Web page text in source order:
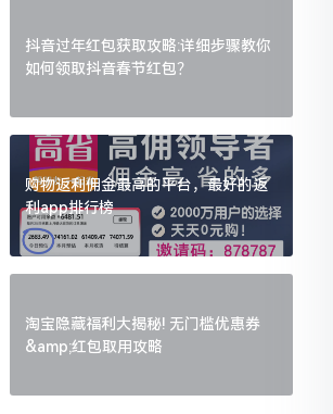
抖音过年红包获取攻略:详细步骤教你
如何领取抖音春节红包？
购物返利佣金最高的平台，最好的返
利app排行榜
淘宝隐藏福利大揭秘! 无门槛优惠券
&amp;红包取用攻略